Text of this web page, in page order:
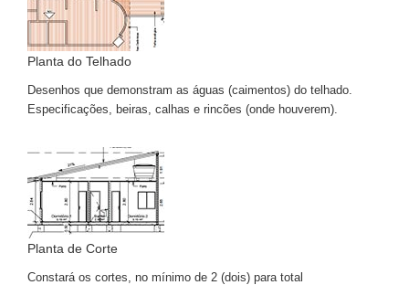
Planta do Telhado
Desenhos que demonstram as águas (caimentos) do telhado.
Especificações, beiras, calhas e rincões (onde houverem).
Planta de Corte
Constará os cortes, no mínimo de 2 (dois) para total